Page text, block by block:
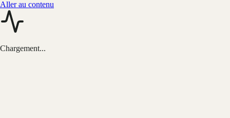
Aller au contenu
Chargement...